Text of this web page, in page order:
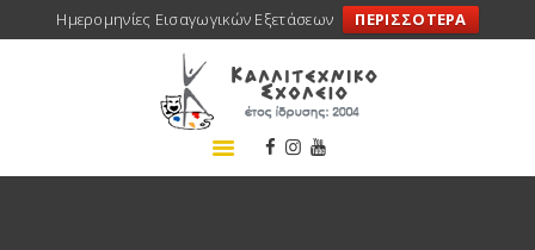
Ημερομηνίες Εισαγωγικών Εξετάσεων ΠΕΡΙΣΣΟΤΕΡΑ
ΑΡΧΙΚΗ